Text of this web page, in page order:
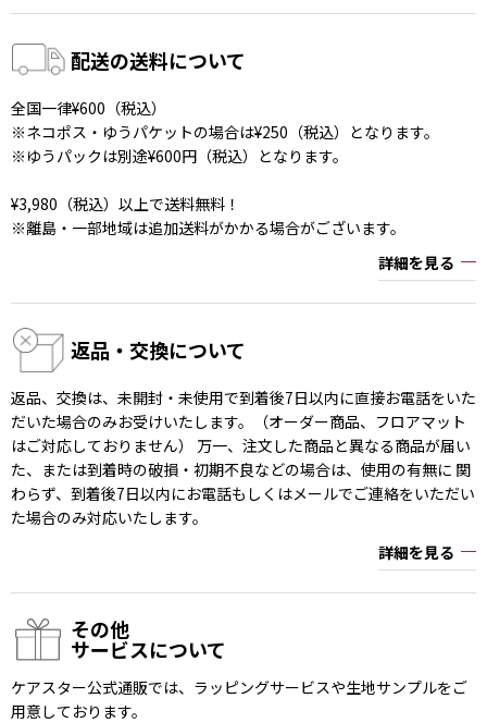
配送の送料について
全国一律¥600（税込）
※ネコポス・ゆうパケットの場合は¥250（税込）となります。
※ゆうパックは別途¥600円（税込）となります。
¥3,980（税込）以上で送料無料！
※離島・一部地域は追加送料がかかる場合がございます。
詳細を見る
返品・交換について
返品、交換は、未開封・未使用で到着後7日以内に直接お電話をいた
だいた場合のみお受けいたします。（オーダー商品、フロアマット
はご対応しておりません） 万一、注文した商品と異なる商品が届い
た、または到着時の破損・初期不良などの場合は、使用の有無に 関
わらず、到着後7日以内にお電話もしくはメールでご連絡をいただい
た場合のみ対応いたします。
詳細を見る
その他
サービスについて
ケアスター公式通販では、ラッピングサービスや生地サンプルをご
用意しております。